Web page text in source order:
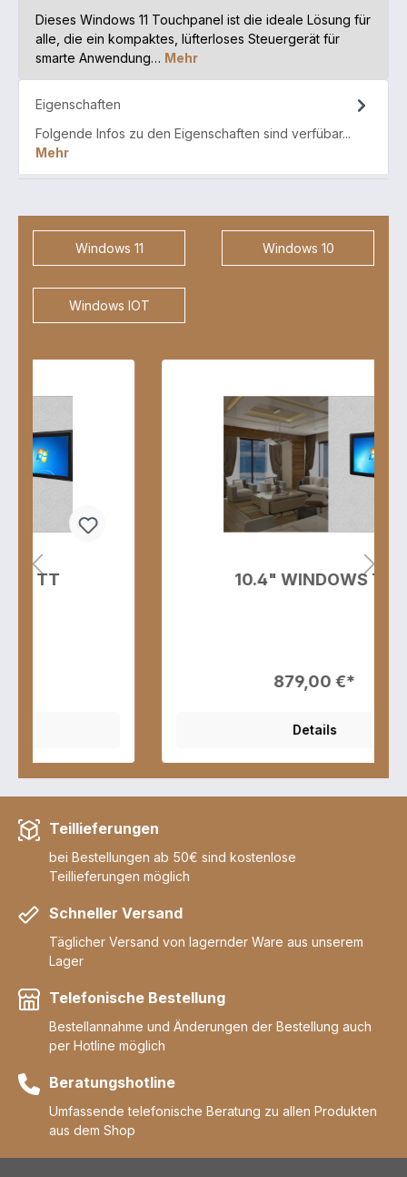
Dieses Windows 11 Touchpanel ist die ideale Lösung für
alle, die ein kompaktes, lüfterloses Steuergerät für
smarte Anwendung… Mehr
Eigenschaften
Folgende Infos zu den Eigenschaften sind verfübar...
Mehr
Windows 11 Windows 10
Windows IOT
10.4" WINDOWS TT
Teillieferungen
bei Bestellungen ab 50€ sind kostenlose
Teillieferungen möglich
Schneller Versand
Täglicher Versand von lagernder Ware aus unserem
Lager
Telefonische Bestellung
Bestellannahme und Änderungen der Bestellung auch
per Hotline möglich
Beratungshotline
Umfassende telefonische Beratung zu allen Produkten
aus dem Shop